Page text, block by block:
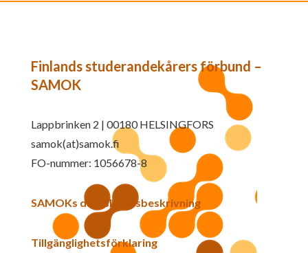
Finlands studerandekårers förbund –
SAMOK
Lappbrinken 2 | 00180 HELSINGFORS
samok(at)samok.fi
FO-nummer: 1056678-8
SAMOKs dataskyddsbeskrivning
Tillgänglighetsförklaring